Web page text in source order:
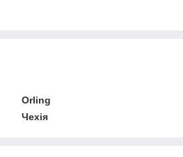
Orling
Чехія